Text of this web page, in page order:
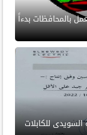
بالمحافظات بدءاً
للكابلات